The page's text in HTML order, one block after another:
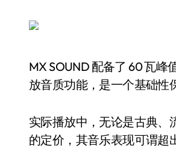
MX SOUND 配备了 60 瓦峰
放音质功能，是一个基础性
实际播放中，无论是古典、
的定价，其音乐表现可谓超